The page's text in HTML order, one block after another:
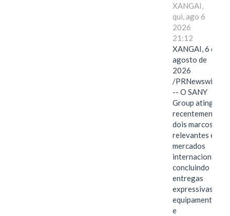
XANGAI,
qui, ago 6
2026
21:12
XANGAI, 6 de
agosto de
2026
/PRNewswire/
-- O SANY
Group atingiu
recentemente
dois marcos
relevantes em
mercados
internacionais,
concluindo
entregas
expressivas de
equipamentos
e